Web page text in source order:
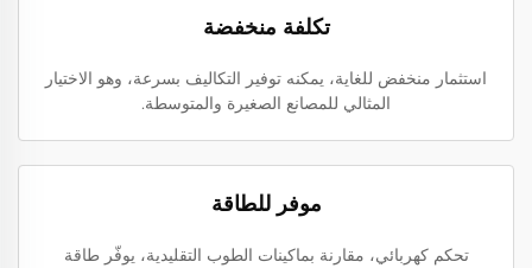
تكلفة منخفضة
استثمار منخفض للغاية، يمكنه توفير التكاليف بسرعة، وهو الاختيار
المثالي للمصانع الصغيرة والمتوسطة.
موفر للطاقة
تحكم كهربائي، مقارنة بماكينات الطوب التقليدية، يوفّر طاقة